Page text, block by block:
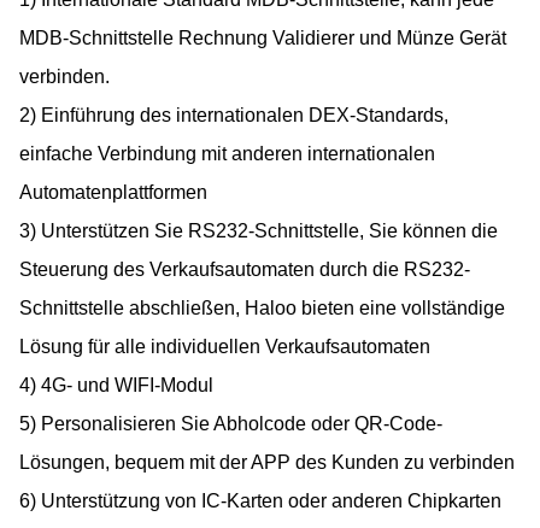
MDB-Schnittstelle Rechnung Validierer und Münze Gerät
verbinden.
2) Einführung des internationalen DEX-Standards,
einfache Verbindung mit anderen internationalen
Automatenplattformen
3) Unterstützen Sie RS232-Schnittstelle, Sie können die
Steuerung des Verkaufsautomaten durch die RS232-
Schnittstelle abschließen, Haloo bieten eine vollständige
Lösung für alle individuellen Verkaufsautomaten
4) 4G- und WIFI-Modul
5) Personalisieren Sie Abholcode oder QR-Code-
Lösungen, bequem mit der APP des Kunden zu verbinden
6) Unterstützung von IC-Karten oder anderen Chipkarten